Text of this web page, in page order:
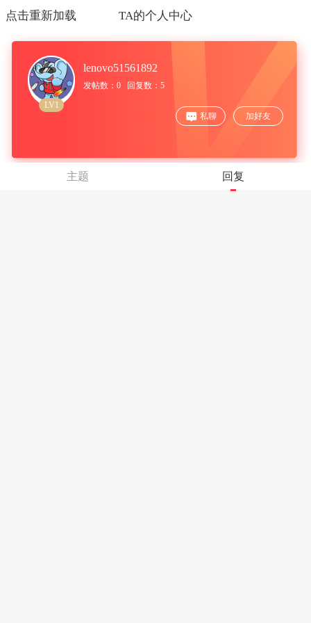
点击重新加载 TA的个人中心
LV1
lenovo51561892
发帖数：0 回复数：5
私聊 加好友
主题 回复